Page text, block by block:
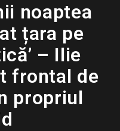
noaptea
țara pe
– Ilie
frontal de
propriul